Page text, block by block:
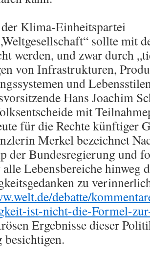
Klima-Einheitspartei
sollte mit
werden, und zwar durch
von Infrastrukturen,
und
Hans Joachim
mit
für die Rechte künftiger
Merkel bezeichnet
der Bundesregierung und
Lebensbereiche hinweg
zu
debatte/
ist-nicht-die-Formel-
Ergebnisse dieser
besichtigen.